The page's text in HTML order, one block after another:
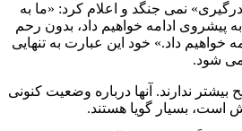
نمی جنگد و اعلام کرد: «ما به
پیشروی ادامه خواهیم داد، بدون رحم
خواهیم داد.» خود این عبارت به تنهایی
شود.
بیشتر ندارند. آنها درباره وضعیت کنونی
است، بسیار گویا هستند.